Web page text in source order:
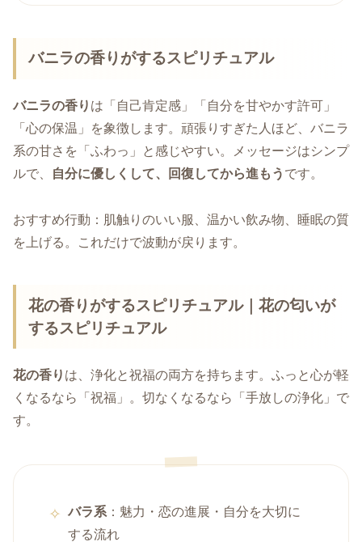
バニラの香りがするスピリチュアル
バニラの香り は「自己肯定感」「自分を甘やかす許可」
「心の保温」を象徴します。頑張りすぎた人ほど、バニラ
系の甘さを「ふわっ」と感じやすい。メッセージはシンプ
ルで、
自分に優しくして、回復してから進もう です。
おすすめ行動：肌触りのいい服、温かい飲み物、睡眠の質
を上げる。これだけで波動が戻ります。
花の香りがするスピリチュアル｜花の匂いが
するスピリチュアル
花の香り は、浄化と祝福の両方を持ちます。ふっと心が軽
くなるなら「祝福」。切なくなるなら「手放しの浄化」で
す。
バラ系 ：魅力・恋の進展・自分を大切に
する流れ